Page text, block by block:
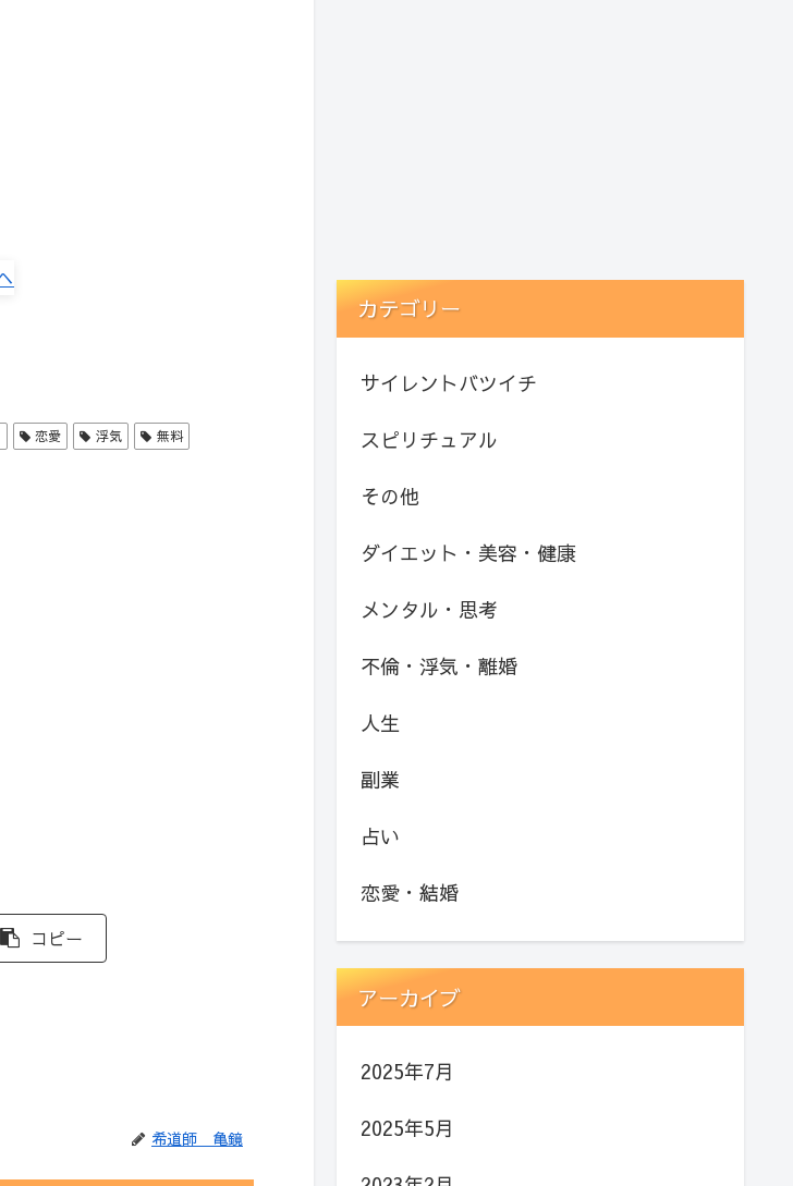
恋愛 浮気
無料
コピー
希道師 亀鏡
カテゴリー
サイレントバツイチ
スピリチュアル
その他
ダイエット・美容・健康
メンタル・思考
不倫・浮気・離婚
人生
副業
占い
恋愛・結婚
アーカイブ
2025年7月
2025年5月